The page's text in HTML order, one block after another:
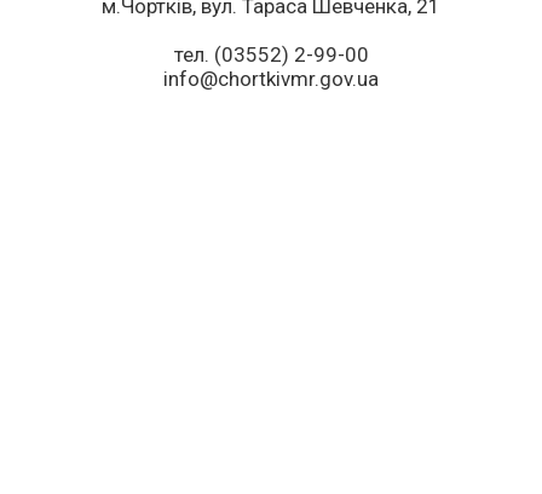
м.Чортків, вул. Тараса Шевченка, 21
тел. (03552) 2-99-00
info@chortkivmr.gov.ua